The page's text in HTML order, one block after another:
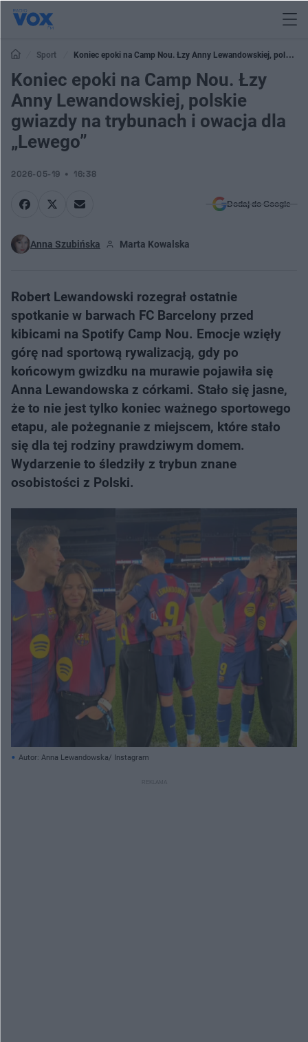
Sport
Koniec epoki na Camp Nou. Łzy Anny Lewandowskiej, polskie
gwiazdy na trybunach i owacja dla „Lewego”
Koniec epoki na Camp Nou. Łzy
Anny Lewandowskiej, polskie
gwiazdy na trybunach i owacja dla
„Lewego”
2026-05-19 16:38
Dodaj do Google
Anna Szubińska Marta Kowalska
Robert Lewandowski rozegrał ostatnie
spotkanie w barwach FC Barcelony przed
kibicami na Spotify Camp Nou. Emocje wzięły
górę nad sportową rywalizacją, gdy po
końcowym gwizdku na murawie pojawiła się
Anna Lewandowska z córkami. Stało się jasne,
że to nie jest tylko koniec ważnego sportowego
etapu, ale pożegnanie z miejscem, które stało
się dla tej rodziny prawdziwym domem.
Wydarzenie to śledziły z trybun znane
osobistości z Polski.
Autor: Anna Lewandowska/ Instagram